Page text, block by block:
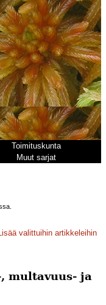
Toimituskunta
Muut sarjat
valittuihin artikkeleihin
multavuus- ja